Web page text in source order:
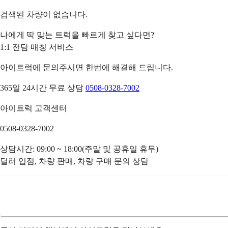
검색된 차량이 없습니다.
나에게 딱 맞는 트럭을 빠르게 찾고 싶다면?
1:1 전담 매칭 서비스
아이트럭에 문의주시면 한번에 해결해 드립니다.
365일 24시간 무료 상담 0508-0328-7002
아이트럭 고객센터
0508-0328-7002
상담시간: 09:00 ~ 18:00(주말 및 공휴일 휴무)
딜러 입점, 차량 판매, 차량 구매 문의 상담